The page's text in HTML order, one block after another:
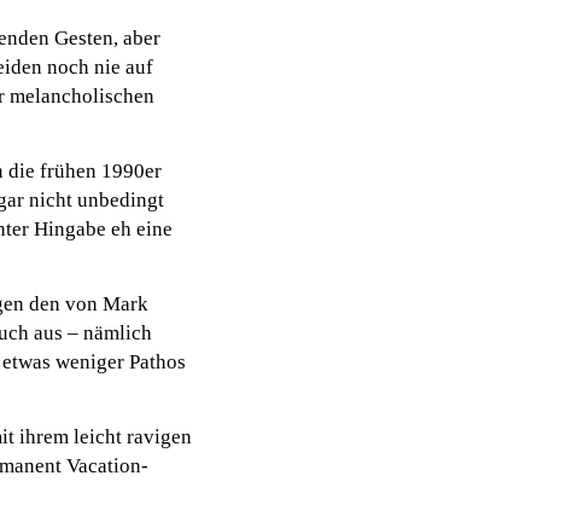
Gesten, aber
noch nie auf
melancholischen
die frühen 1990er
nicht unbedingt
Hingabe eh eine
den von Mark
aus – nämlich
weniger Pathos
ihrem leicht ravigen
Vacation-